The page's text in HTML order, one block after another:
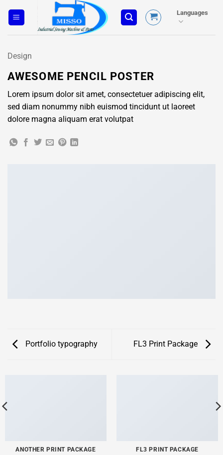
Languages
Design
AWESOME PENCIL POSTER
Lorem ipsum dolor sit amet, consectetuer adipiscing elit,
sed diam nonummy nibh euismod tincidunt ut laoreet
dolore magna aliquam erat volutpat
Portfolio typography FL3 Print Package
ANOTHER PRINT PACKAGE FL3 PRINT PACKAGE